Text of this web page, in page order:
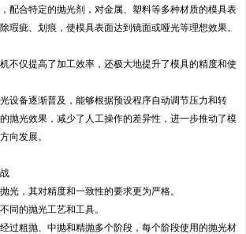
配合特定的抛光剂，对金属、塑料等多种材质的模具表
瑕疵、划痕，使模具表面达到镜面或哑光等理想效果。
不仅提高了加工效率，还极大地提升了模具的精度和使
设备逐渐普及，能够根据预设程序自动调节压力和转
抛光效果，减少了人工操作的差异性，进一步推动了模
向发展。
光，其对精度和一致性的要求更为严格。
同的抛光工艺和工具。
过粗抛、中抛和精抛多个阶段，每个阶段使用的抛光材